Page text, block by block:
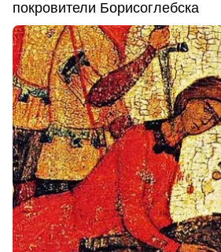
покровители Борисоглебска